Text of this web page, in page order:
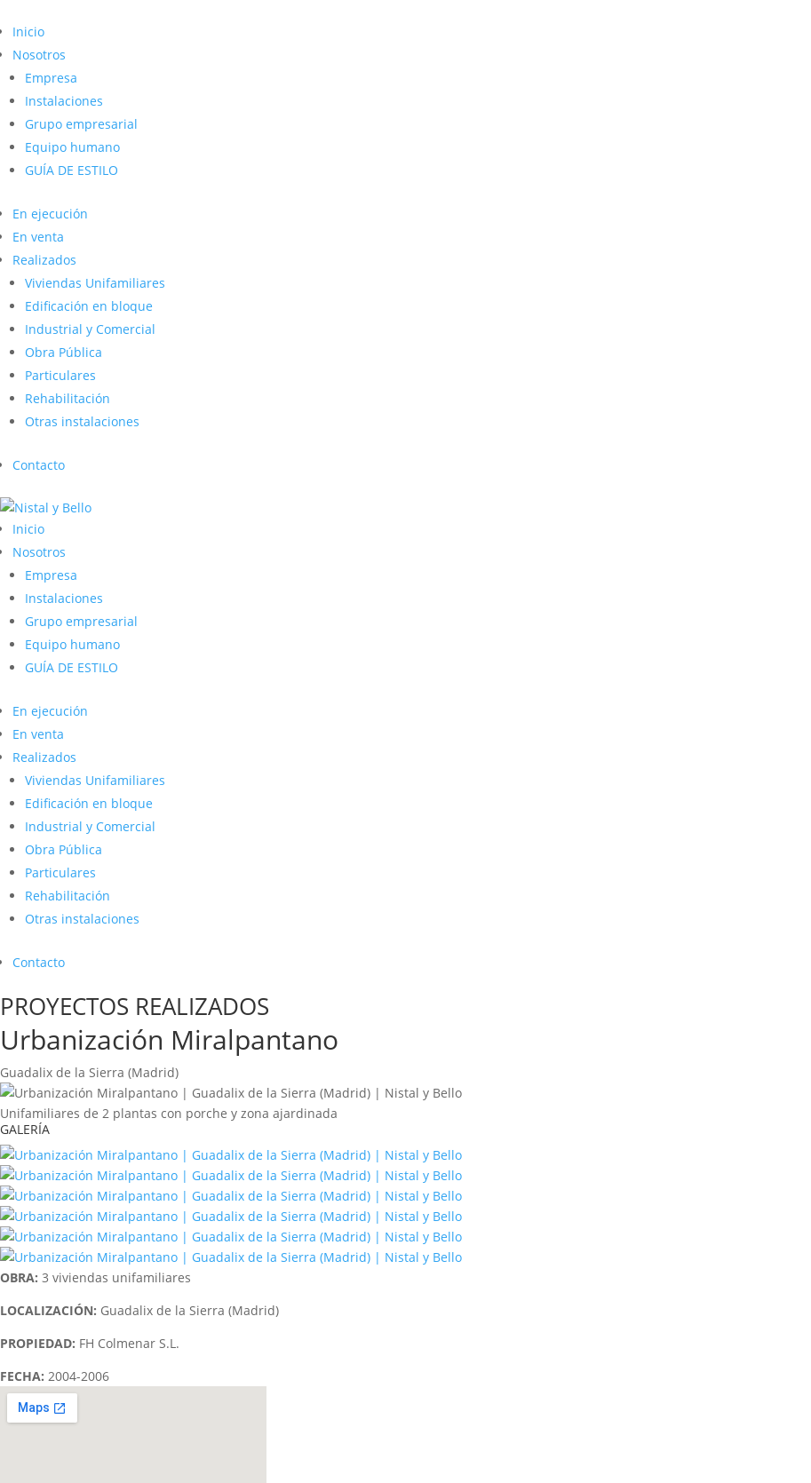
Inicio
Nosotros
Empresa
Instalaciones
Grupo empresarial
Equipo humano
GUÍA DE ESTILO
En ejecución
En venta
Realizados
Viviendas Unifamiliares
Edificación en bloque
Industrial y Comercial
Obra Pública
Particulares
Rehabilitación
Otras instalaciones
Contacto
Inicio
Nosotros
Empresa
Instalaciones
Grupo empresarial
Equipo humano
GUÍA DE ESTILO
En ejecución
En venta
Realizados
Viviendas Unifamiliares
Edificación en bloque
Industrial y Comercial
Obra Pública
Particulares
Rehabilitación
Otras instalaciones
Contacto
PROYECTOS REALIZADOS
Urbanización Miralpantano
Guadalix de la Sierra (Madrid)
Unifamiliares de 2 plantas con porche y zona ajardinada
GALERÍA
OBRA: 3 viviendas unifamiliares
LOCALIZACIÓN: Guadalix de la Sierra (Madrid)
PROPIEDAD: FH Colmenar S.L.
FECHA: 2004-2006